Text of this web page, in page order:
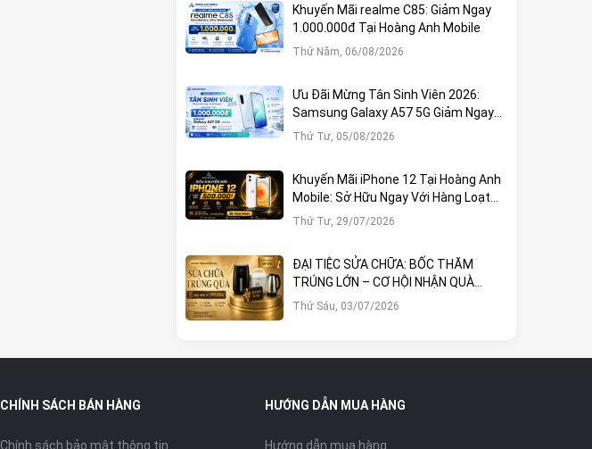
Khuyến Mãi realme C85: Giảm Ngay
1.000.000đ Tại Hoàng Anh Mobile
Thứ Năm, 06/08/2026
Ưu Đãi Mừng Tân Sinh Viên 2026:
Samsung Galaxy A57 5G Giảm Ngay
1.000.000đ
Thứ Tư, 05/08/2026
Khuyến Mãi iPhone 12 Tại Hoàng Anh
Mobile: Sở Hữu Ngay Với Hàng Loạt
Ưu Đãi Hấp Dẫn
Thứ Tư, 29/07/2026
ĐẠI TIỆC SỬA CHỮA: BỐC THĂM
TRÚNG LỚN – CƠ HỘI NHẬN QUÀ
KHỦNG TẠI HOÀNG ANH MOBILE
Thứ Sáu, 03/07/2026
CHÍNH SÁCH BÁN HÀNG
Chính sách bảo mật thông tin
HƯỚNG DẪN MUA HÀNG
Hướng dẫn mua hàng